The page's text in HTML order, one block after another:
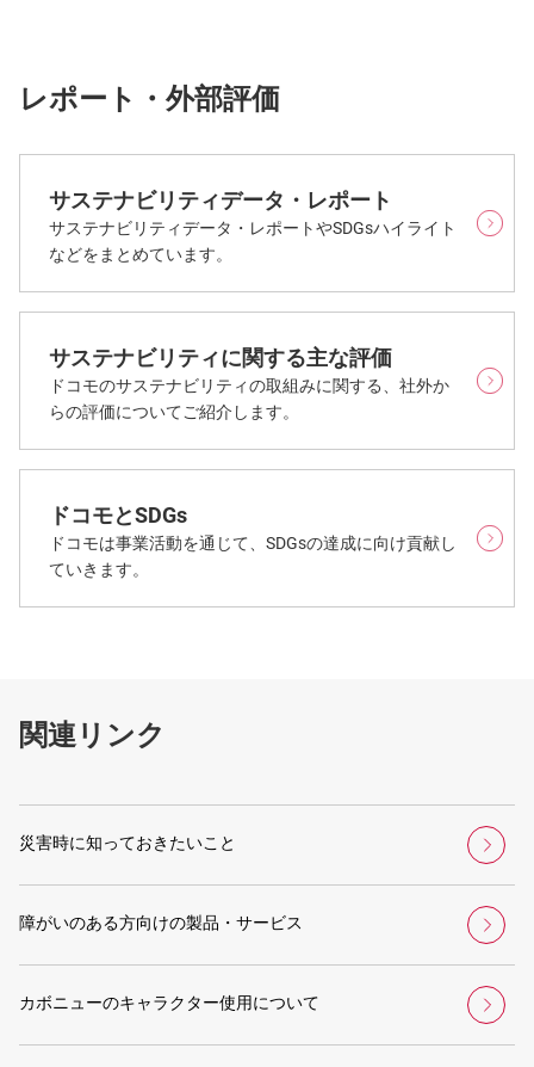
レポート・外部評価
サステナビリティデータ・レポート
サステナビリティデータ・レポートやSDGsハイライト
などをまとめています。
サステナビリティに関する主な評価
ドコモのサステナビリティの取組みに関する、社外か
らの評価についてご紹介します。
ドコモとSDGs
ドコモは事業活動を通じて、SDGsの達成に向け貢献し
ていきます。
関連リンク
災害時に知っておきたいこと
障がいのある方向けの製品・サービス
カボニューのキャラクター使用について